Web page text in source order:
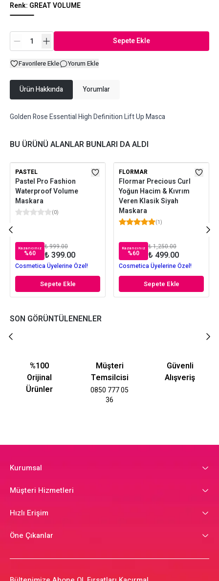
Renk: GREAT VOLUME
Sepete Ekle
Favorilere Ekle Yorum Ekle
Ürün Hakkında Yorumlar
Golden Rose Essential High Definition Lift Up Masca
BU ÜRÜNÜ ALANLAR BUNLARI DA ALDI
PASTEL
Pastel Pro Fashion
Waterproof Volume
Maskara
(0)
Kazancınız
%60
₺ 999.00
₺ 399.00
Cosmetica Üyelerine Özel!
Sepete Ekle
FLORMAR
Flormar Precious Curl
Yoğun Hacim & Kıvrım
Veren Klasik Siyah
Maskara
(1)
Kazancınız
%60
₺ 1,250.00
₺ 499.00
Cosmetica Üyelerine Özel!
Sepete Ekle
SON GÖRÜNTÜLENENLER
%100
Orijinal
Ürünler
Müşteri
Temsilcisi
0850 777 05
36
Güvenli
Alışveriş
Kurumsal
Müşteri Hizmetleri
Hızlı Erişim
Öne Çıkanlar